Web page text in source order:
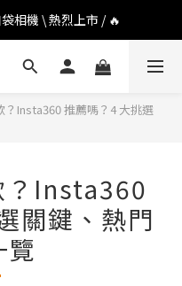
相機 \ 熱烈上市 / 🔥
相機 \ 熱烈上市 / 🔥
名限定套裝 \ 時尚上市 / 🔥
？Insta360 推薦嗎？4 大挑選
？Insta360
關鍵、熱門
覽